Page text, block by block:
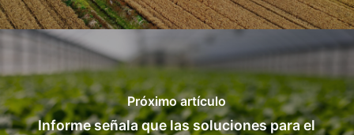
Próximo artículo
Informe señala que las soluciones para el